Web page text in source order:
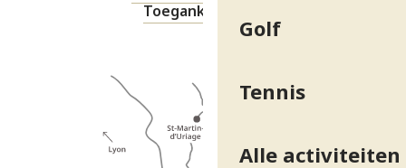
Golf
Tennis
Alle activiteiten
Toegankelijkheid